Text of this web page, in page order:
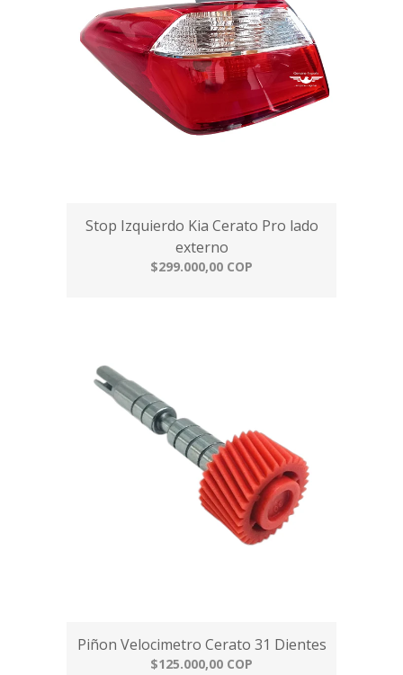
Stop Izquierdo Kia Cerato Pro lado
externo
$299.000,00 COP
Piñon Velocimetro Cerato 31 Dientes
$125.000,00 COP